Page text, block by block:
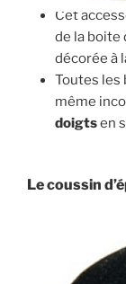
Cet
de la boite
décorée à
Toutes les
même
doigtsen
Le coussin